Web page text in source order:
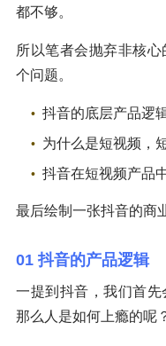
都不够。
所以笔者会抛弃非核
个问题。
抖音的底层产品逻
为什么是短视频，
抖音在短视频产品
最后绘制一张抖音的商
01 抖音的产品逻辑
一提到抖音，我们首先
那么人是如何上瘾的呢